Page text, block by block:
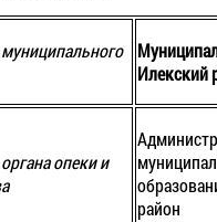
Илекский
опеки и
район